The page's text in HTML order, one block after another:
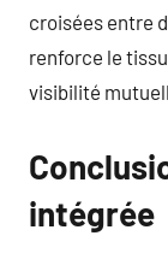
croisées entre
renforce le
visibilité
intégrée